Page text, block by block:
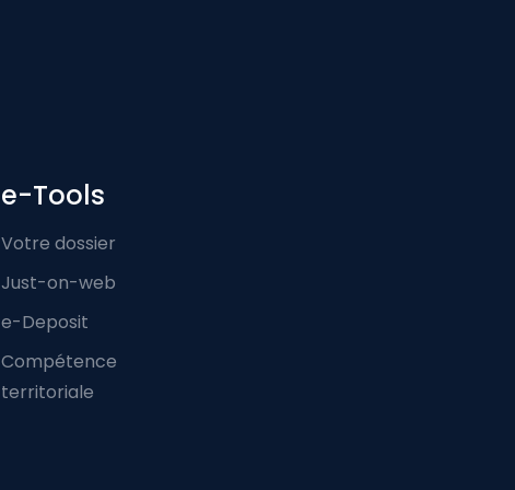
e-Tools
Votre dossier
Just-on-web
e-Deposit
Compétence
territoriale